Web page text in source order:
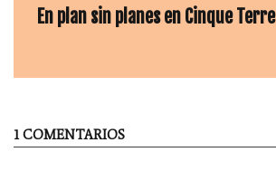
En plan sin planes en Cinque Terre
1 COMENTARIOS